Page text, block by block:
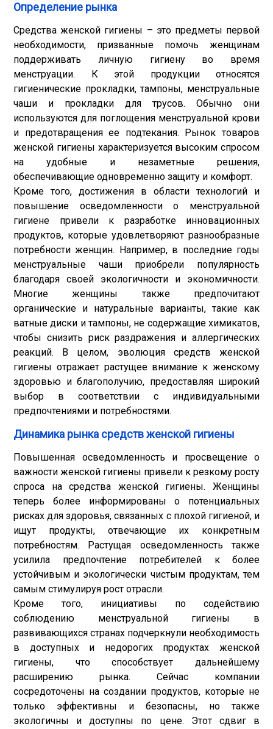
Определение рынка
Средства женской гигиены – это предметы первой
необходимости, призванные помочь женщинам
поддерживать личную гигиену во время
менструации. К этой продукции относятся
гигиенические прокладки, тампоны, менструальные
чаши и прокладки для трусов. Обычно они
используются для поглощения менструальной крови
и предотвращения ее подтекания. Рынок товаров
женской гигиены характеризуется высоким спросом
на удобные и незаметные решения,
обеспечивающие одновременно защиту и комфорт.
Кроме того, достижения в области технологий и
повышение осведомленности о менструальной
гигиене привели к разработке инновационных
продуктов, которые удовлетворяют разнообразные
потребности женщин. Например, в последние годы
менструальные чаши приобрели популярность
благодаря своей экологичности и экономичности.
Многие женщины также предпочитают
органические и натуральные варианты, такие как
ватные диски и тампоны, не содержащие химикатов,
чтобы снизить риск раздражения и аллергических
реакций. В целом, эволюция средств женской
гигиены отражает растущее внимание к женскому
здоровью и благополучию, предоставляя широкий
выбор в соответствии с индивидуальными
предпочтениями и потребностями.
Динамика рынка средств женской гигиены
Повышенная осведомленность и просвещение о
важности женской гигиены привели к резкому росту
спроса на средства женской гигиены. Женщины
теперь более информированы о потенциальных
рисках для здоровья, связанных с плохой гигиеной, и
ищут продукты, отвечающие их конкретным
потребностям. Растущая осведомленность также
усилила предпочтение потребителей к более
устойчивым и экологически чистым продуктам, тем
самым стимулируя рост отрасли.
Кроме того, инициативы по содействию
соблюдению менструальной гигиены в
развивающихся странах подчеркнули необходимость
в доступных и недорогих продуктах женской
гигиены, что способствует дальнейшему
расширению рынка. Сейчас компании
сосредоточены на создании продуктов, которые не
только эффективны и безопасны, но также
экологичны и доступны по цене. Этот сдвиг в